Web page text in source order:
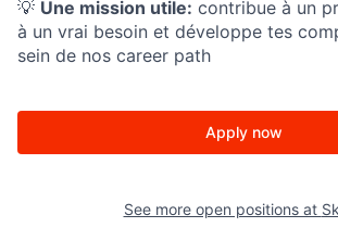
💡 Une mission utile: contribue à un
à un vrai besoin et développe tes
sein de nos career path
Apply now
See more open positions at